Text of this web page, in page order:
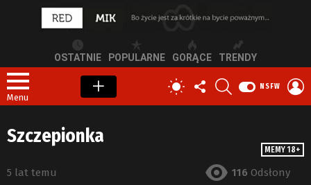
OSTATNIE POPULARNE GORĄCE TRENDY
Menu
PRZEŁĄCZ
SKÓRKĘ
OBSERWUJ
NAS
NSFW
MEMY 18+
Szczepionka
5 lat temu 116 Odsłony